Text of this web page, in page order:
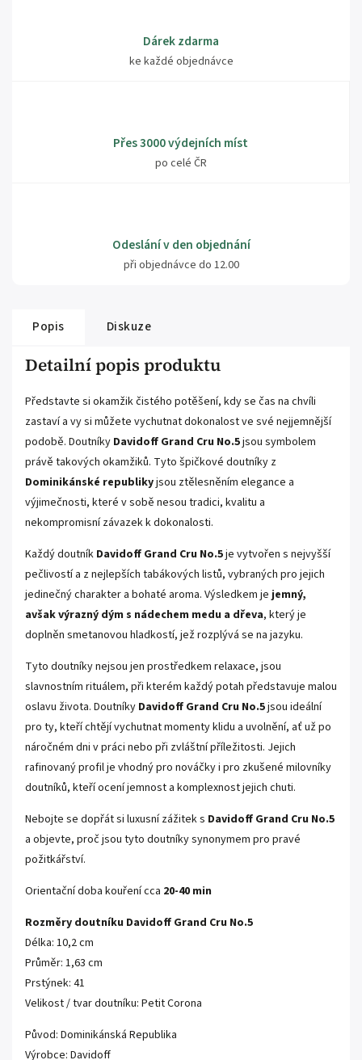
Dárek zdarma
ke každé objednávce
Přes 3000 výdejních míst
po celé ČR
Odeslání v den objednání
při objednávce do 12.00
Popis Diskuze
Detailní popis produktu
Představte si okamžik čistého potěšení, kdy se čas na chvíli
zastaví a vy si můžete vychutnat dokonalost ve své nejjemnější
podobě. Doutníky Davidoff Grand Cru No.5jsou symbolem
právě takových okamžiků. Tyto špičkové doutníky z
Dominikánské republikyjsou ztělesněním elegance a
výjimečnosti, které v sobě nesou tradici, kvalitu a
nekompromisní závazek k dokonalosti.
Každý doutník Davidoff Grand Cru No.5je vytvořen s nejvyšší
pečlivostí a z nejlepších tabákových listů, vybraných pro jejich
jedinečný charakter a bohaté aroma. Výsledkem jejemný,
avšak výrazný dým s nádechem medu a dřeva, který je
doplněn smetanovou hladkostí, jež rozplývá se na jazyku.
Tyto doutníky nejsou jen prostředkem relaxace, jsou
slavnostním rituálem, při kterém každý potah představuje malou
oslavu života. Doutníky Davidoff Grand Cru No.5jsou ideální
pro ty, kteří chtějí vychutnat momenty klidu a uvolnění, ať už po
náročném dni v práci nebo při zvláštní příležitosti. Jejich
rafinovaný profil je vhodný pro nováčky i pro zkušené milovníky
doutníků, kteří ocení jemnost a komplexnost jejich chuti.
Nebojte se dopřát si luxusní zážitek s Davidoff Grand Cru No.5
a objevte, proč jsou tyto doutníky synonymem pro pravé
požitkářství.
Orientační doba kouření cca 20-40 min
Rozměry doutníku Davidoff Grand Cru No.5
Délka: 10,2 cm
Průměr: 1,63 cm
Prstýnek: 41
Velikost / tvar doutníku: Petit Corona
Původ: Dominikánská Republika
Výrobce: Davidoff